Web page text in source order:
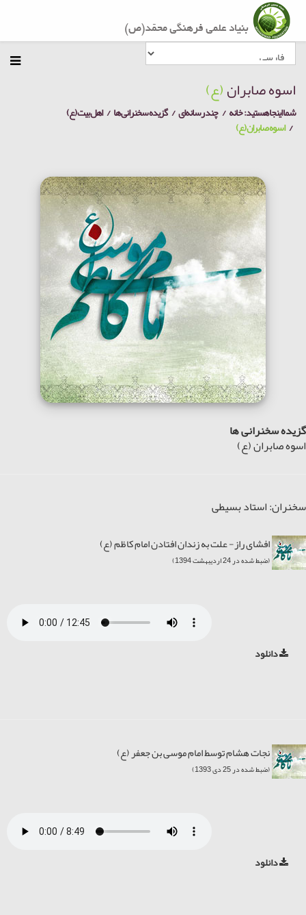
اسوه صابران(ع)
شما اینجا هستید:خانه چند رسانه‌ای گزیده سخنرانی ها اهل بیت (ع)
اسوه صابران (ع)
گزیده سخنرانی ها
اسوه صابران (ع)
سخنران: استاد بسیطی
افشای راز- علت به زندان افتادن امام کاظم (ع)
(ضبط شده در 24 اردیبهشت 1394)
دانلود
نجات هشام توسط امام موسی بن جعفر (ع)
(ضبط شده در 25 دی 1393)
دانلود